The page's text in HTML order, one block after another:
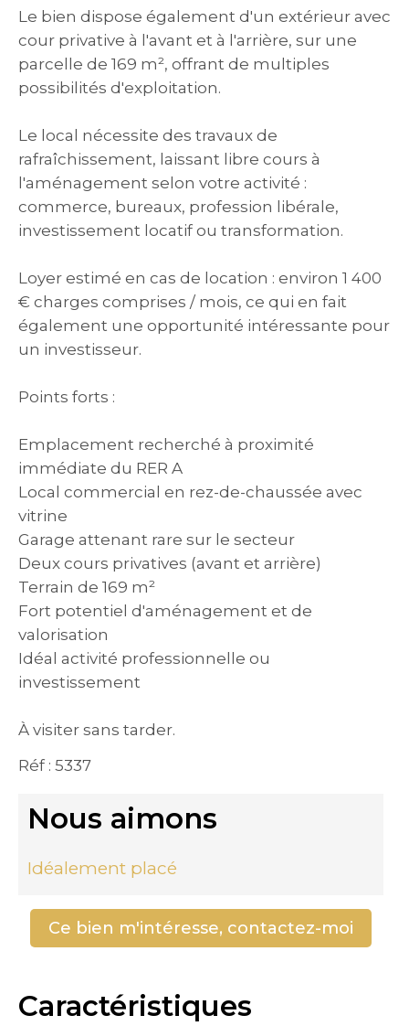
Le bien dispose également d'un extérieur avec
cour privative à l'avant et à l'arrière, sur une
parcelle de 169 m², offrant de multiples
possibilités d'exploitation.
Le local nécessite des travaux de
rafraîchissement, laissant libre cours à
l'aménagement selon votre activité :
commerce, bureaux, profession libérale,
investissement locatif ou transformation.
Loyer estimé en cas de location : environ 1 400
€ charges comprises / mois, ce qui en fait
également une opportunité intéressante pour
un investisseur.
Points forts :
Emplacement recherché à proximité
immédiate du RER A
Local commercial en rez-de-chaussée avec
vitrine
Garage attenant rare sur le secteur
Deux cours privatives (avant et arrière)
Terrain de 169 m²
Fort potentiel d'aménagement et de
valorisation
Idéal activité professionnelle ou
investissement
À visiter sans tarder.
Réf : 5337
Nous aimons
Idéalement placé
Ce bien m'intéresse, contactez-moi
Caractéristiques